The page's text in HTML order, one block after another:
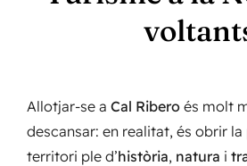
Allotjar-se a Cal Ribero és molt
descansar: en realitat, és obrir
territori ple d’història, natura i